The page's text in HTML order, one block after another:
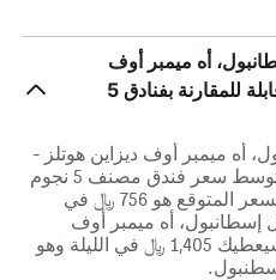
أه ميمبر أوف
ديزاين هوتلز - سبيشال كلاس قابلة للمقارنة بفنادق 5
أه ميمبر أوف ديزاين هوتلز -
سبيشال كلاس عادة أقل من متوسط ​​سعر فندق مصنف 5 نجوم
في اسطنبول. في المتوسط ، السعر المتوقع هو 756 ﷼ في
إسطانبول، أه ميمبر أوف
ديزاين هوتلز - سبيشال كلاس سيعطيك 1,405 ﷼ في الليلة وهو